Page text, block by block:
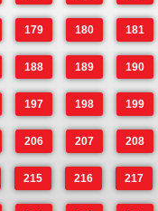
179 180 181
188 189 190
197 198 199
206 207 208
215 216 217